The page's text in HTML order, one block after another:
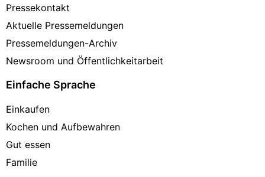
Pressekontakt
Aktuelle Pressemeldungen
Pressemeldungen-Archiv
Newsroom und Öffentlichkeitarbeit
Einfache Sprache
Einkaufen
Kochen und Aufbewahren
Gut essen
Familie